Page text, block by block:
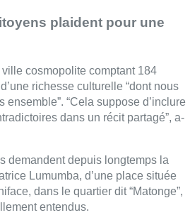
plaident pour une
cosmopolite comptant 184
richesse culturelle “dont nous
“Cela suppose d’inclure
dans un récit partagé”, a-
demandent depuis longtemps la
Lumumba, d’une place située
dans le quartier dit “Matonge”,
entendus.